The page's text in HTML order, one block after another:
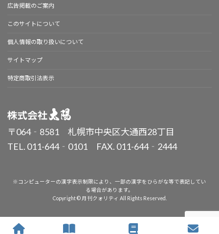
広告掲載のご案内
このサイトについて
個人情報の取り扱いについて
サイトマップ
特定商取引法表示
〒064‐8581 札幌市中央区大通西28丁目
TEL. 011-644‐0101 FAX. 011-644‐2444
※コンピューターの漢字表示制限により、一部の漢字をひらがな等で表記してい
る場合があります。
Copyright © 月刊クォリティ All Rights Reserved.